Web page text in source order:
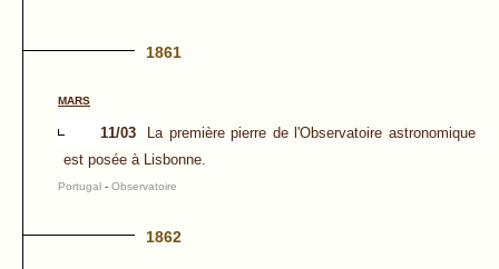
1861
MARS
11/03
La première pierre de l'Observatoire astronomique
est posée à Lisbonne.
Portugal - Observatoire
1862